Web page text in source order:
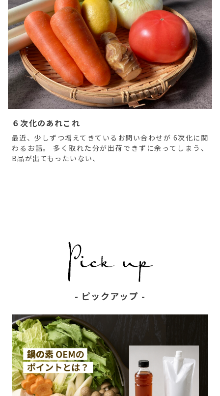
６次化のあれこれ
最近、少しずつ増えてきているお問い合わせが 6次化に関
わるお話。 多く取れた分が出荷できずに余ってしまう、
B品が出てもったいない、
ピックアップ